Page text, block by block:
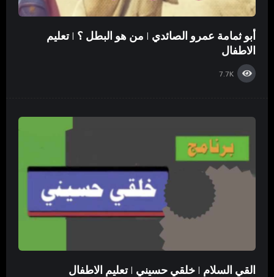
أبو ثمامة عمرو الصائدي | من هو البطل ؟ | تعليم
الاطفال
7.7K
القي السلام | خلقي حسيني | تعليم الاطفال